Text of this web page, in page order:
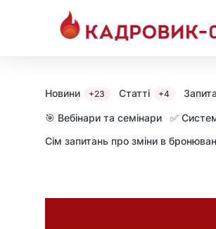
Новини +23 Статті +4
🎯 Вебінари та семінари ✅
Сім запитань про зміни в